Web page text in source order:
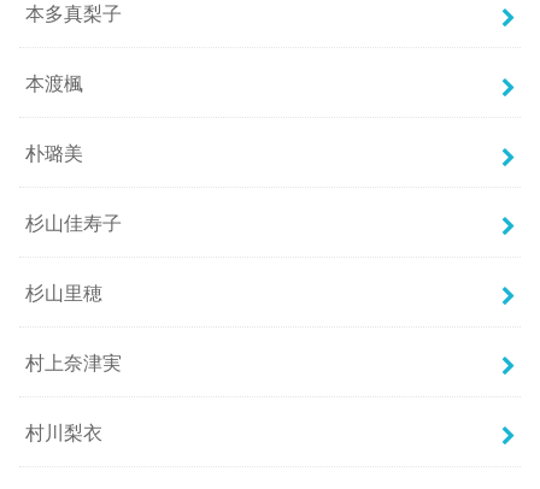
本多真梨子
本渡楓
朴璐美
杉山佳寿子
杉山里穂
村上奈津実
村川梨衣